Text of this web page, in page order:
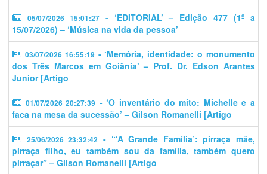
05/07/2026 15:01:27- ‘EDITORIAL’ – Edição 477 (1º a
15/07/2026) – ‘Música na vida da pessoa’
03/07/2026 16:55:19 - ‘Memória, identidade: o monumento
dos Três Marcos em Goiânia’ – Prof. Dr. Edson Arantes
Junior [Artigo
01/07/2026 20:27:39 - ‘O inventário do mito: Michelle e a
faca na mesa da sucessão’ – Gilson Romanelli [Artigo
25/06/2026 23:32:42 - “‘A Grande Família’: pirraça mãe,
pirraça filho, eu também sou da família, também quero
pirraçar” – Gilson Romanelli [Artigo